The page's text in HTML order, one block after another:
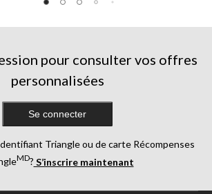
pour consulter vos offres
personnalisées
Se connecter
Triangle ou de carte Récompenses
MD? S’inscrire maintenant